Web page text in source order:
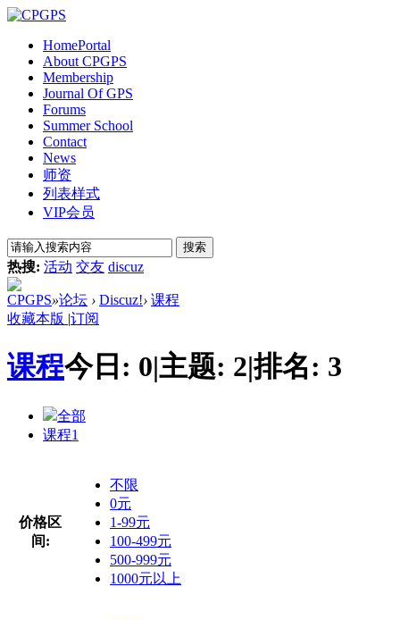
HomePortal
About CPGPS
Membership
Journal Of GPS
Forums
Summer School
Contact
News
师资
列表样式
VIP会员
搜索
热搜: 活动 交友 discuz
CPGPS»论坛 › Discuz!› 课程
收藏本版 |订阅
课程今日: 0|主题: 2|排名: 3
全部
课程1
价格区
间:
不限
0元
1-99元
100-499元
500-999元
1000元以上